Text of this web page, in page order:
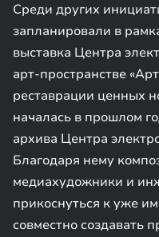
Среди других
запланировали в
выставка Центра
арт-пространстве
реставрации ценных
началась в прошлом
архива Центра
Благодаря нему
медиахудожники и
прикоснуться к уже
совместно создавать